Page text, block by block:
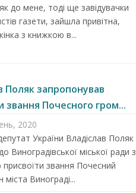
до мене, тоді ще завідувачки
газети, зайшла привітна,
з книжкою в...
Поляк запропонував
звання Почесного гром...
2020
України Владіслав Поляк
Виноградівської міської ради з
присвоїти звання Почесний
Винограді...